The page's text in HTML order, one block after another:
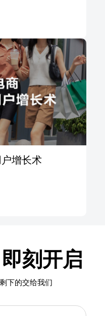
增长术
刻开启
下的交给我们